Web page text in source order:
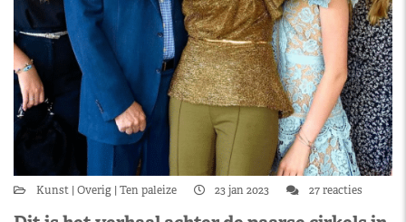
Kunst Overig Ten paleize 23 jan 2023 27 reacties